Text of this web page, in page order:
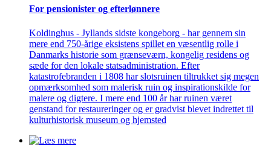
For pensionister og efterlønnere
Koldinghus - Jyllands sidste kongeborg - har gennem sin
mere end 750-årige eksistens spillet en væsentlig rolle i
Danmarks historie som grænseværn, kongelig residens og
sæde for den lokale statsadministration. Efter
katastrofebranden i 1808 har slotsruinen tiltrukket sig megen
opmærksomhed som malerisk ruin og inspirationskilde for
malere og digtere. I mere end 100 år har ruinen været
genstand for restaureringer og er gradvist blevet indrettet til
kulturhistorisk museum og hjemsted